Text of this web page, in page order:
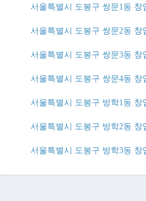
서울특별시 도봉구 쌍문1동 창
서울특별시 도봉구 쌍문2동 창
서울특별시 도봉구 쌍문3동 창
서울특별시 도봉구 쌍문4동 창
서울특별시 도봉구 방학1동 창
서울특별시 도봉구 방학2동 창
서울특별시 도봉구 방학3동 창